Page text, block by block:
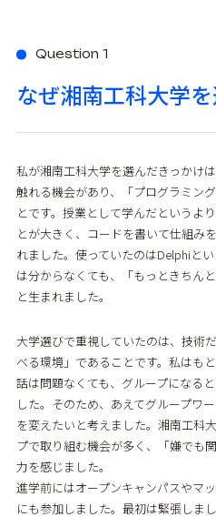
Question 1
なぜ湘南工科大学
私が湘南工科大学を選んだきっかけ
触れる機会があり、「プログラミン
とです。授業として学んだというよ
とが大きく、コードを書いて仕組み
れました。使っていたのはDelphiと
は分からなくても、「もっときちん
と生まれました。
大学選びで重視していたのは、技術
べる環境」であることです。私はも
話は問題なくても、グループになる
した。そのため、あえてグループワ
を変えたいと考えました。湘南工科
プで取り組む機会が多く、「嫌でも
力を感じました。
進学前にはオープンキャンパスやマ
にも参加しました。最初は緊張しま